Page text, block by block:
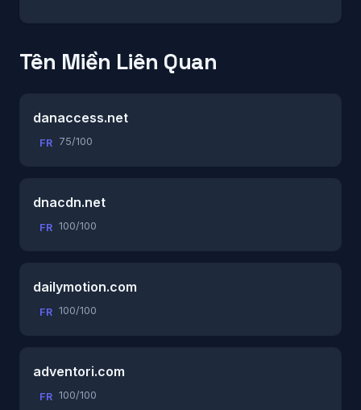
Tên Miền Liên Quan
danaccess.net
FR 75/100
dnacdn.net
FR 100/100
dailymotion.com
FR 100/100
adventori.com
FR 100/100